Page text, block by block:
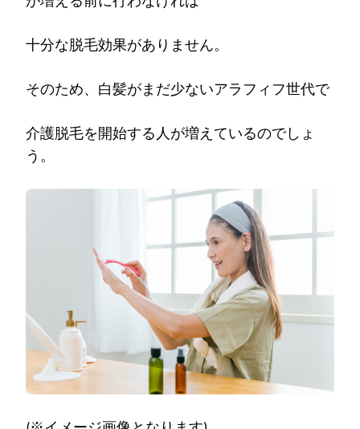
十分な脱毛効果がありません。
そのため、白髪がまだ少ないアラフィフ世代で
介護脱毛を開始する人が増えているのでしょ
う。